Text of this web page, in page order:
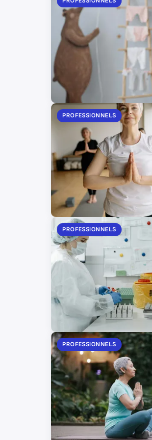
PROFESSIONNELS
PROFESSIONNELS
PROFESSIONNELS